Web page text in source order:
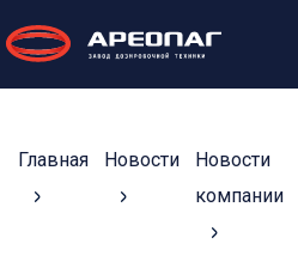
Главная Новости
Новости
компании